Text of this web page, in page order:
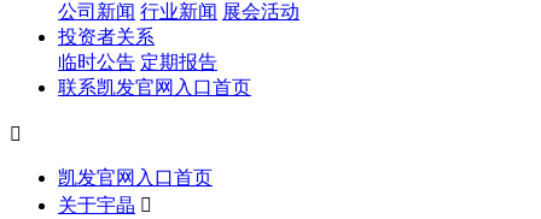
公司新闻 行业新闻 展会活动
投资者关系
临时公告 定期报告
联系凯发官网入口首页

凯发官网入口首页
关于宇晶 